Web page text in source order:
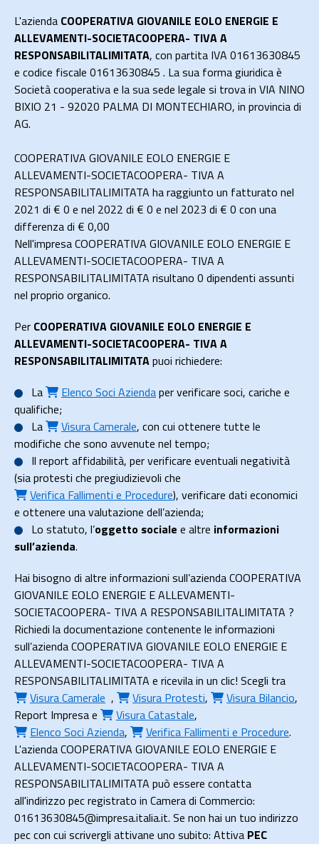
L'azienda COOPERATIVA GIOVANILE EOLO ENERGIE E
ALLEVAMENTI-SOCIETACOOPERA- TIVA A
RESPONSABILITALIMITATA, con partita IVA 01613630845
e codice fiscale 01613630845 . La sua forma giuridica è
Società cooperativa e la sua sede legale si trova in VIA NINO
BIXIO 21 - 92020 PALMA DI MONTECHIARO, in provincia di
AG.
COOPERATIVA GIOVANILE EOLO ENERGIE E
ALLEVAMENTI-SOCIETACOOPERA- TIVA A
RESPONSABILITALIMITATA ha raggiunto un fatturato nel
2021 di € 0 e nel 2022 di € 0 e nel 2023 di € 0 con una
differenza di € 0,00
Nell'impresa COOPERATIVA GIOVANILE EOLO ENERGIE E
ALLEVAMENTI-SOCIETACOOPERA- TIVA A
RESPONSABILITALIMITATA risultano 0 dipendenti assunti
nel proprio organico.
Per COOPERATIVA GIOVANILE EOLO ENERGIE E
ALLEVAMENTI-SOCIETACOOPERA- TIVA A
RESPONSABILITALIMITATApuoi richiedere:
La
Elenco Soci Aziendaper verificare soci, cariche e
qualifiche;
La
Visura Camerale, con cui ottenere tutte le
modifiche che sono avvenute nel tempo;
Il report affidabilità, per verificare eventuali negatività
(sia protesti che pregiudizievoli che
Verifica Fallimenti e Procedure), verificare dati economici
e ottenere una valutazione dell’azienda;
Lo statuto, l’oggetto sociale e altre informazioni
sull’azienda.
Hai bisogno di altre informazioni sull’azienda COOPERATIVA
GIOVANILE EOLO ENERGIE E ALLEVAMENTI-
SOCIETACOOPERA- TIVA A RESPONSABILITALIMITATA ?
Richiedi la documentazione contenente le informazioni
sull’azienda COOPERATIVA GIOVANILE EOLO ENERGIE E
ALLEVAMENTI-SOCIETACOOPERA- TIVA A
RESPONSABILITALIMITATA e ricevila in un clic! Scegli tra
Visura Camerale , Visura Protesti, Visura Bilancio,
Report Impresae Visura Catastale,
Elenco Soci Azienda, Verifica Fallimenti e Procedure.
L'azienda COOPERATIVA GIOVANILE EOLO ENERGIE E
ALLEVAMENTI-SOCIETACOOPERA- TIVA A
RESPONSABILITALIMITATA può essere contatta
all'indirizzo pec registrato in Camera di Commercio:
01613630845@impresa.italia.it. Se non hai un tuo indirizzo
pec con cui scrivergli attivane uno subito: Attiva PEC